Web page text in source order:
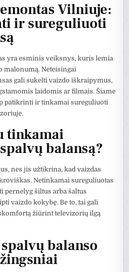
Vilniuje:
ir sureguliuoti
yra esminis veiksnys, kuris lemia
malonumą. Neteisingai
gali sukelti vaizdo iškraipymus,
laidomis ar filmais. Šiame
patikrinti ir tinkamai sureguliuoti
tinkamai
balansą?
nes jis užtikrina, kad vaizdas
Netinkamai sureguliuotas
pernelyg šiltus arba šaltus
vaizdo kokybę. Be to, tai gali
žiūrint televizorių ilgą
balanso